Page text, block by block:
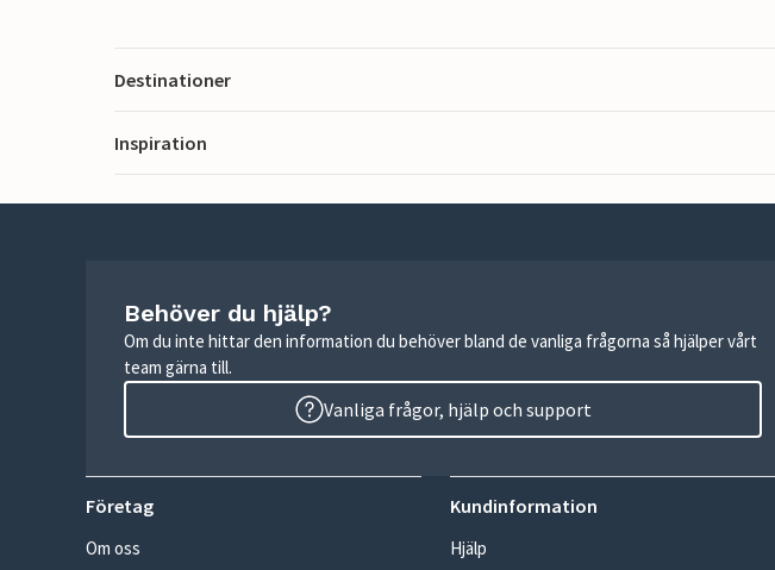
Destinationer
Inspiration
Behöver du hjälp?
Om du inte hittar den information du behöver bland de vanliga frågorna så hjälper vårt
team gärna till.
Vanliga frågor, hjälp och support
Företag
Om oss
Kundinformation
Hjälp